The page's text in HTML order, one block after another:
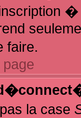
�
faire.
la case